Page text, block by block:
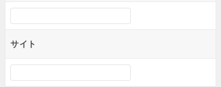
サイト